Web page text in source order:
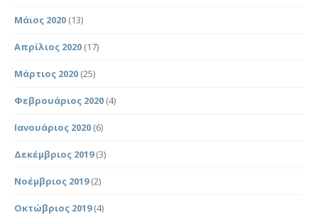
Μάιος 2020 (13)
Απρίλιος 2020 (17)
Μάρτιος 2020 (25)
Φεβρουάριος 2020 (4)
Ιανουάριος 2020 (6)
Δεκέμβριος 2019(3)
Νοέμβριος 2019(2)
Οκτώβριος 2019(4)